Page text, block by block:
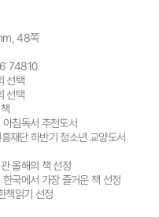
48쪽
74810
선택
선택
침독서 추천도서
재단 하반기 청소년 교양도서
올해의 책 선정
국에서 가장 즐거운 책 선정
책읽기 선정